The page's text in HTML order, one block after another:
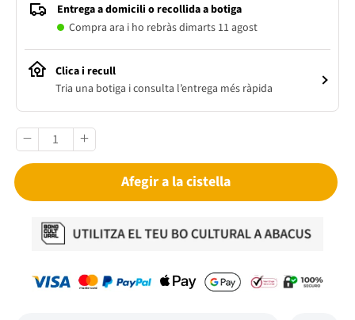
Entrega a domicili o recollida a botiga
Compra ara i ho rebràs dimarts 11 agost
Clica i recull
Tria una botiga i consulta l’entrega més ràpida
Afegir a la cistella